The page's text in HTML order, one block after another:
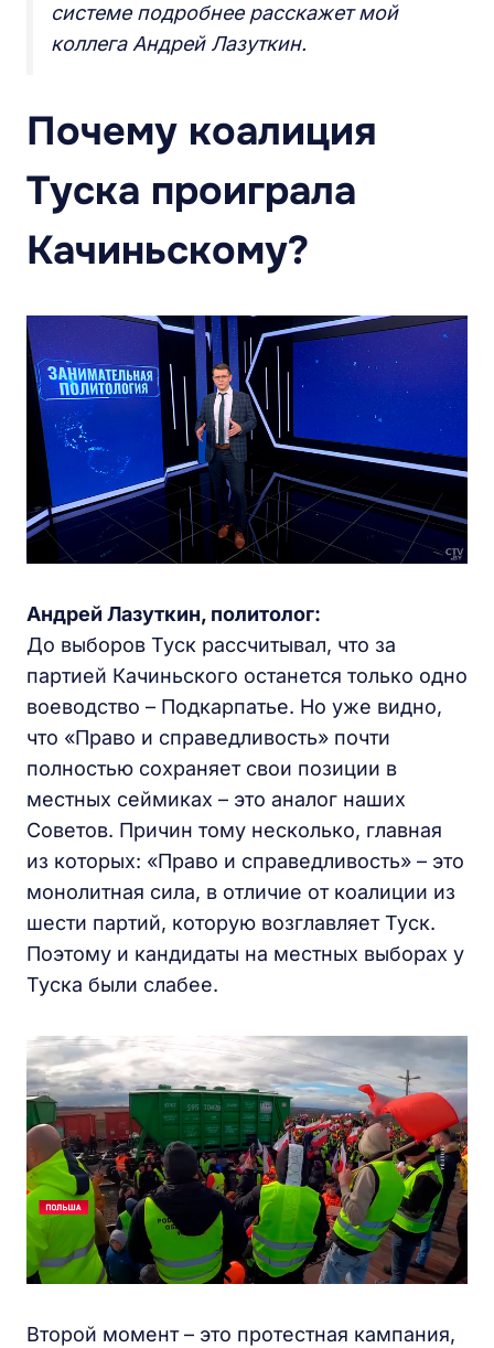
системе подробнее расскажет мой
коллега Андрей Лазуткин.
Почему коалиция
Туска проиграла
Качиньскому?
Андрей Лазуткин, политолог:
До выборов Туск рассчитывал, что за
партией Качиньского останется только одно
воеводство – Подкарпатье. Но уже видно,
что «Право и справедливость» почти
полностью сохраняет свои позиции в
местных сеймиках – это аналог наших
Советов. Причин тому несколько, главная
из которых: «Право и справедливость» – это
монолитная сила, в отличие от коалиции из
шести партий, которую возглавляет Туск.
Поэтому и кандидаты на местных выборах у
Туска были слабее.
Второй момент – это протестная кампания,